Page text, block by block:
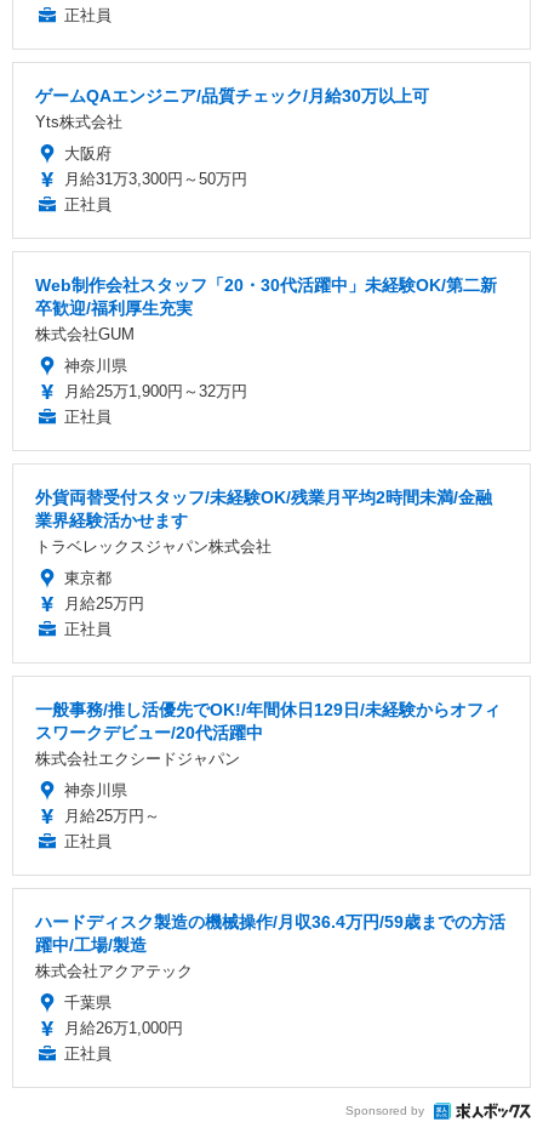
正社員
ゲームQAエンジニア/品質チェック/月給30万以上可
Yts株式会社
大阪府
月給31万3,300円～50万円
正社員
Web制作会社スタッフ「20・30代活躍中」未経験OK/第二新
卒歓迎/福利厚生充実
株式会社GUM
神奈川県
月給25万1,900円～32万円
正社員
外貨両替受付スタッフ/未経験OK/残業月平均2時間未満/金融
業界経験活かせます
トラベレックスジャパン株式会社
東京都
月給25万円
正社員
一般事務/推し活優先でOK!/年間休日129日/未経験からオフィ
スワークデビュー/20代活躍中
株式会社エクシードジャパン
神奈川県
月給25万円～
正社員
ハードディスク製造の機械操作/月収36.4万円/59歳までの方活
躍中/工場/製造
株式会社アクアテック
千葉県
月給26万1,000円
正社員
Sponsored by